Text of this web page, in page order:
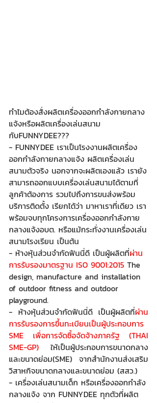
ทำไมต้องสั่งผลิตเครื่องออกกำลังกายกลาง
แจ้งหรือผลิตเครื่องเล่นสนาม
กับFUNNYDEE???
- FUNNYDEE เราเป็นโรงงานผลิตเครื่อง
ออกกำลังกายกลางแจ้ง ผลิตเครื่องเล่น
สนามตัวจริง นอกจากจะผลิตเองแล้ว เรายัง
สามารถออกแบบเครื่องเล่นสนามได้ตามที่
ลูกค้าต้องการ รวมไปถึงการขนส่งพร้อม
บริการติดตั้ง เรียกได้ว่า มาหาเราที่เดียว เรา
พร้อมจบทุกโครงการเครื่องออกกำลังกาย
กลางแจ้งอบต. หรือแม้กระทั่งงานเครื่องเล่น
สนามโรงเรียน เป็นต้น
- ห้างหุ้นส่วนจำกัดฟันนี่ดี เป็นผู้ผลิตที่ผ่าน
การรับรองมาตรฐาน ISO 9001:2015 The
design, manufacture and installation
of outdoor fitness and outdoor
playground.
- ห้างหุ้นส่วนจำกัดฟันนี่ดี เป็นผู้ผลิตที่ผ่าน
การรับรองการขึ้นทะเบียนเป็นผู้ประกอบการ
SME เพื่อการจัดซื้อจัดจ้างภาครัฐ (THAI
SME-GP) ให้เป็นผู้ประกอบการขนาดกลาง
และขนาดย่อม(SME) จากสำนักงานส่งเสริม
วิสาหกิจขนาดกลางและขนาดย่อม (สสว.)
- เครื่องเล่นสนามเด็ก หรือเครื่องออกกำลัง
กลางแจ้ง จาก FUNNYDEE ทุกตัวที่ผลิต